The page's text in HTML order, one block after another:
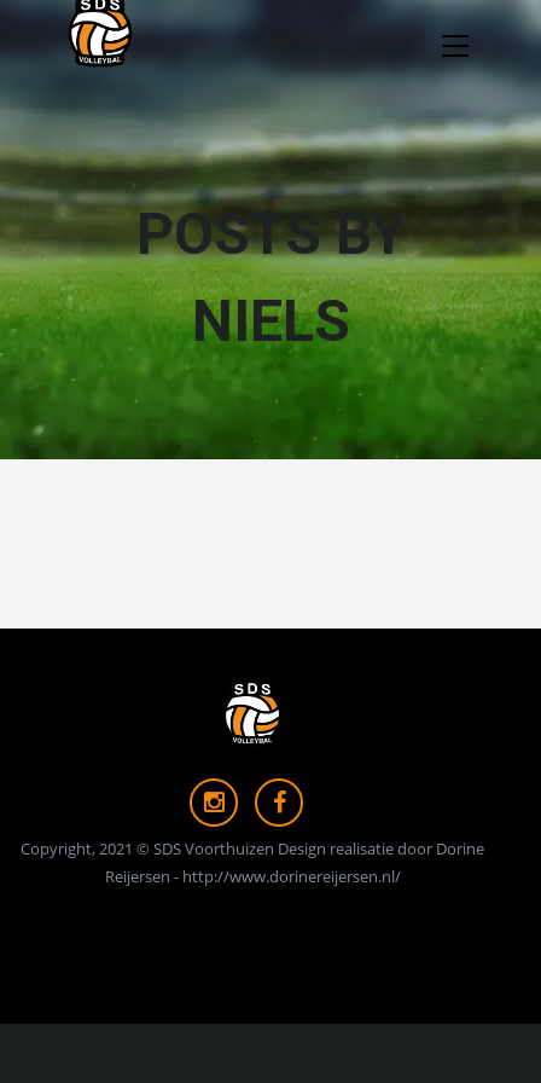
POSTS BY
NIELS
Copyright, 2021 © SDS Voorthuizen Design realisatie door Dorine
Reijersen - http://www.dorinereijersen.nl/